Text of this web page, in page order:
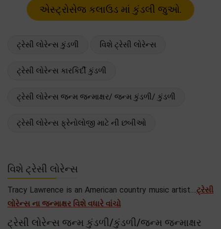
ટ્રેસી લોરેન્સ કુંડળી વિશે ટ્રેસી લોરેન્સ
ટ્રેસી લોરેન્સ કારકિર્દી કુંડળી
ટ્રેસી લોરેન્સ જન્મ જન્માક્ષર/ જન્મ કુંડળી/ કુંડળી
ટ્રેસી લોરેન્સ ફ્રેનોલોજી માટે ની છબીઓ
વિશે ટ્રેસી લોરેન્સ
Tracy Lawrence is an American country music artist....ટ્રેસી
લોરેન્સ ના જન્માક્ષર વિશે વધારે વાંચો
ટ્રેસી લોરેન્સ જન્મ કુંડળી/કુંડળી/જન્મ જન્માક્ષર